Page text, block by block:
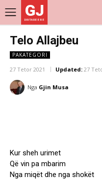
GJ
DRITARE E RE
Telo Allajbeu
PAKATEGORI
27 Tetor 2021 Updated: 27
Nga Gjin Musa
Kur sheh urimet
Që vin pa mbarim
Nga miqët dhe nga shokët